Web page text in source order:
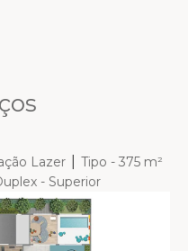
Lazer Tipo - 375 m²
- Superior